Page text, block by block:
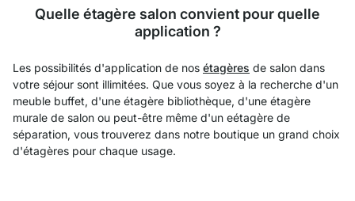
Quelle étagère salon convient pour quelle
application ?
Les possibilités d'application de nos étagères de salon dans
votre séjour sont illimitées. Que vous soyez à la recherche d'un
meuble buffet, d'une étagère bibliothèque, d'une étagère
murale de salon ou peut-être même d'un eétagère de
séparation, vous trouverez dans notre boutique un grand choix
d'étagères pour chaque usage.